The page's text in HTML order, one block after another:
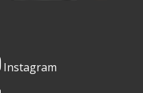
Instagram